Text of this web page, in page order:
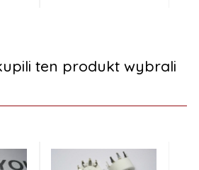
ten produkt wybrali